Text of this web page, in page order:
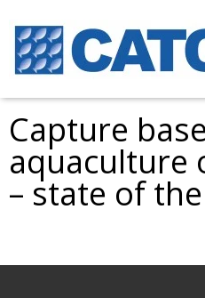
Capture
aquaculture
– state of